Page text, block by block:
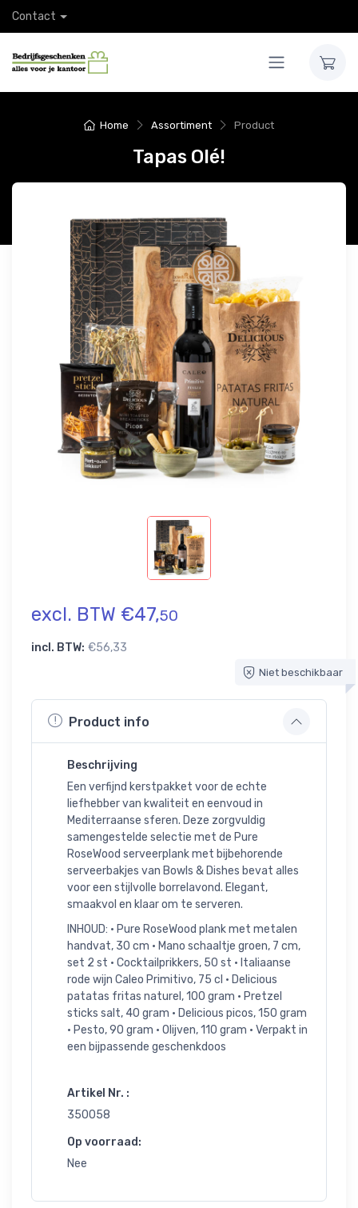
Contact
Home Assortiment Product
Tapas Olé!
excl. BTW €47,50
incl. BTW: €56,33
Niet beschikbaar
Product info
Beschrijving
Een verfijnd kerstpakket voor de echte
liefhebber van kwaliteit en eenvoud in
Mediterraanse sferen. Deze zorgvuldig
samengestelde selectie met de Pure
RoseWood serveerplank met bijbehorende
serveerbakjes van Bowls & Dishes bevat alles
voor een stijlvolle borrelavond. Elegant,
smaakvol en klaar om te serveren.
INHOUD: • Pure RoseWood plank met metalen
handvat, 30 cm • Mano schaaltje groen, 7 cm,
set 2 st • Cocktailprikkers, 50 st • Italiaanse
rode wijn Caleo Primitivo, 75 cl • Delicious
patatas fritas naturel, 100 gram • Pretzel
sticks salt, 40 gram • Delicious picos, 150 gram
• Pesto, 90 gram • Olijven, 110 gram • Verpakt in
een bijpassende geschenkdoos
Artikel Nr. :
350058
Op voorraad:
Nee